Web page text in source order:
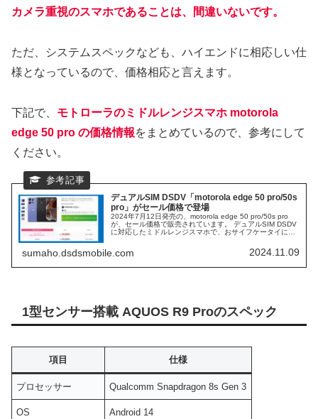
カメラ重視のスマホであることは、間違いないです。
ただ、システムスペックなども、ハイエンドに相応しい仕
様となっているので、価格相応と言えます。
下記で、 モトローラのミドルレンジスマホ motorola
edge 50 pro の価格情報をまとめているので、参考にして
ください。
デュアルSIM DSDV「motorola edge 50 pro/50s
pro」がセール価格で登場
2024年7月12日発売の、motorola edge 50 pro/50s pro
が、セール価格で販売されています。 デュアルSIM DSDV
に対応したミドルレンジスマホで、おサイフケータイにも
なります。 本日は、motorola edge 50 pro/50s proの違い
などを含めて、セール価格の情報をまとめていきます。
sumaho.dsdsmobile.com 2024.11.09
1型センサー搭載 AQUOS R9 Proのスペック
項目 仕様
プロセッサー Qualcomm Snapdragon 8s Gen 3
OS Android 14